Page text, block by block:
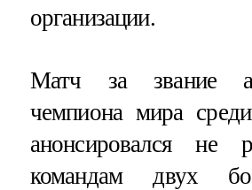
организации.
Матч за звание
чемпиона мира
анонсировался не
командам двух